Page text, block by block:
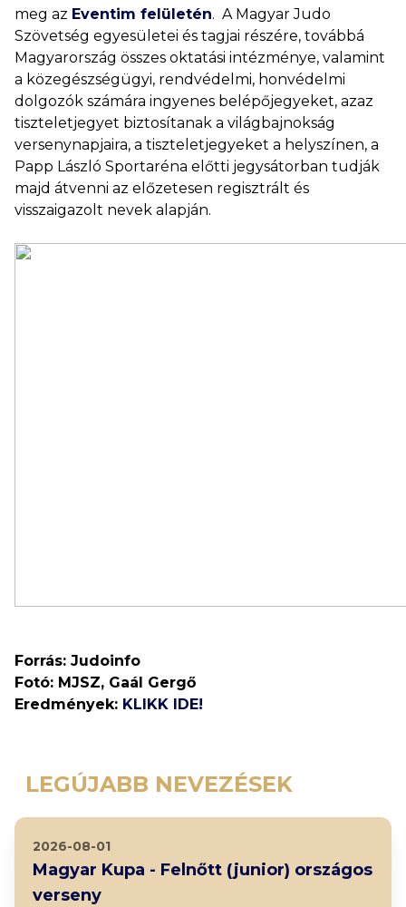
meg az Eventim felületén. A Magyar Judo
Szövetség egyesületei és tagjai részére, továbbá
Magyarország összes oktatási intézménye, valamint
a közegészségügyi, rendvédelmi, honvédelmi
dolgozók számára ingyenes belépőjegyeket, azaz
tiszteletjegyet biztosítanak a világbajnokság
versenynapjaira, a tiszteletjegyeket a helyszínen, a
Papp László Sportaréna előtti jegysátorban tudják
majd átvenni az előzetesen regisztrált és
visszaigazolt nevek alapján.
Forrás: Judoinfo
Fotó: MJSZ, Gaál Gergő
Eredmények: KLIKK IDE!
LEGÚJABB NEVEZÉSEK
2026-08-01
Magyar Kupa - Felnőtt (junior) országos
verseny